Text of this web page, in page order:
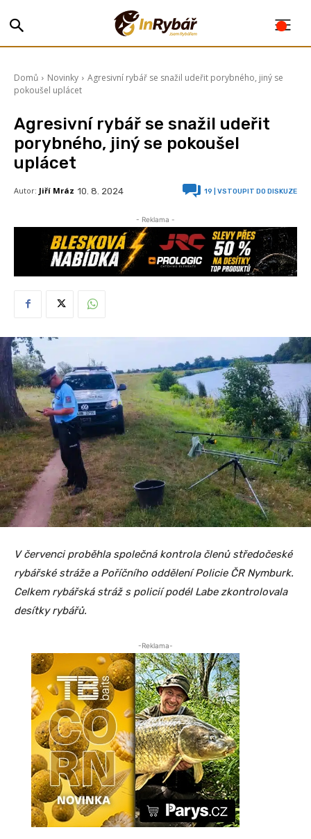
Domů Novinky
Agresivní rybář se snažil udeřit porybného, jiný se
pokoušel uplácet
Agresivní rybář se snažil udeřit
porybného, jiný se pokoušel
uplácet
Autor: Jiří Mráz 10. 8. 2024 19 | VSTOUPIT DO DISKUZE
- Reklama -
V červenci proběhla společná kontrola členů středočeské
rybářské stráže a Poříčního oddělení Policie ČR Nymburk.
Celkem rybářská stráž s policií podél Labe zkontrolovala
desítky rybářů.
-Reklama-